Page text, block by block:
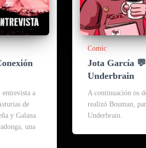
a
de
y Galana
una
Comic
Jota García
Underbrain
A continuación os
realizó Bouman,
Underbrain.